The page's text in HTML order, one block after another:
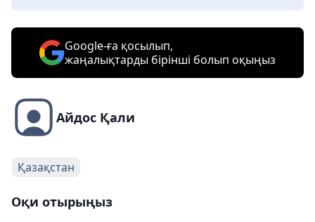
Google-ға қосылып,
жаңалықтарды бірінші болып оқыңыз
Айдос Қали
Қазақстан
Оқи отырыңыз